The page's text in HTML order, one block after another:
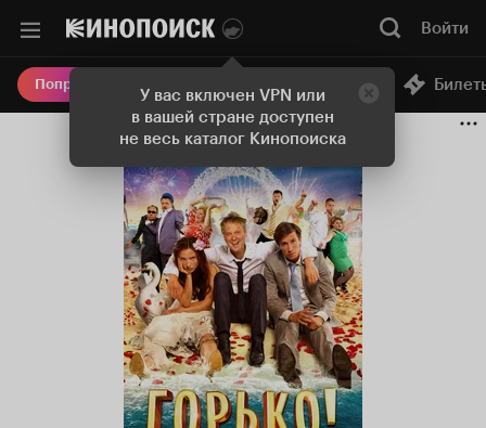
У вас включен VPN или
в вашей стране доступен
не весь каталог Кинопоиска
Войти
Попробовать Плюс Онлайн-кинотеатр